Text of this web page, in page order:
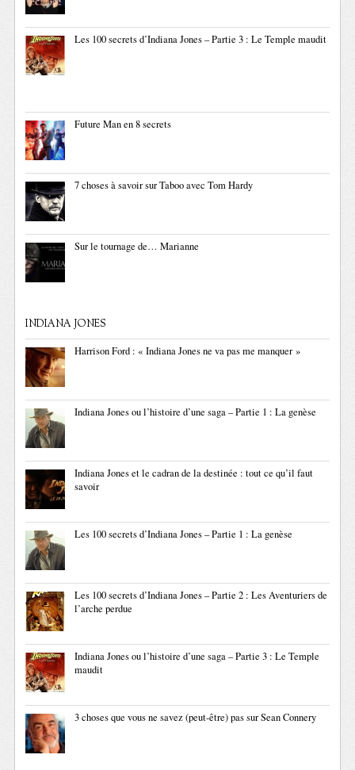
Les 100 secrets d’Indiana Jones – Partie 3 : Le Temple maudit
Future Man en 8 secrets
7 choses à savoir sur Taboo avec Tom Hardy
Sur le tournage de… Marianne
INDIANA JONES
Harrison Ford : « Indiana Jones ne va pas me manquer »
Indiana Jones ou l’histoire d’une saga – Partie 1 : La genèse
Indiana Jones et le cadran de la destinée : tout ce qu’il faut
savoir
Les 100 secrets d’Indiana Jones – Partie 1 : La genèse
Les 100 secrets d’Indiana Jones – Partie 2 : Les Aventuriers de
l’arche perdue
Indiana Jones ou l’histoire d’une saga – Partie 3 : Le Temple
maudit
3 choses que vous ne savez (peut-être) pas sur Sean Connery